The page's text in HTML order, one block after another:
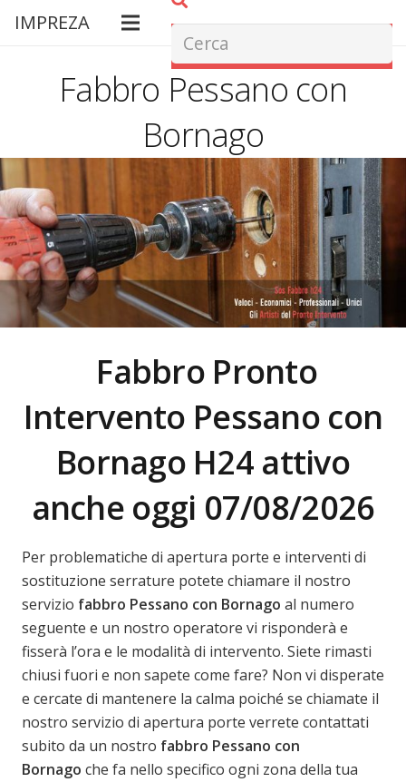
IMPREZA
Fabbro Pessano con
Bornago
Fabbro Pronto
Intervento Pessano con
Bornago H24 attivo
anche oggi 07/08/2026
Per problematiche di apertura porte e interventi di
sostituzione serrature potete chiamare il nostro
servizio fabbro Pessano con Bornago al numero
seguente e un nostro operatore vi risponderà e
fisserà l’ora e le modalità di intervento. Siete rimasti
chiusi fuori e non sapete come fare? Non vi disperate
e cercate di mantenere la calma poiché se chiamate il
nostro servizio di apertura porte verrete contattati
subito da un nostro fabbro Pessano con
Bornago che fa nello specifico ogni zona della tua